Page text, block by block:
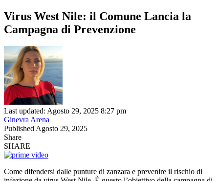
Virus West Nile: il Comune Lancia la
Campagna di Prevenzione
Last updated: Agosto 29, 2025 8:27 pm
Ginevra Arena
Published Agosto 29, 2025
Share
SHARE
Come difendersi dalle punture di zanzara e prevenire il rischio di